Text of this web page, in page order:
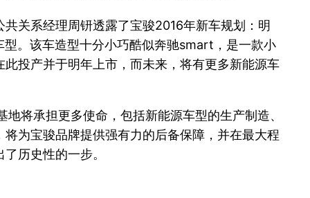
关系经理周钘透露了宝骏2016年新车规划：明
。该车造型十分小巧酷似奔驰smart，是一款小
投产并于明年上市，而未来，将有更多新能源车
将承担更多使命，包括新能源车型的生产制造、
为宝骏品牌提供强有力的后备保障，并在最大程
历史性的一步。